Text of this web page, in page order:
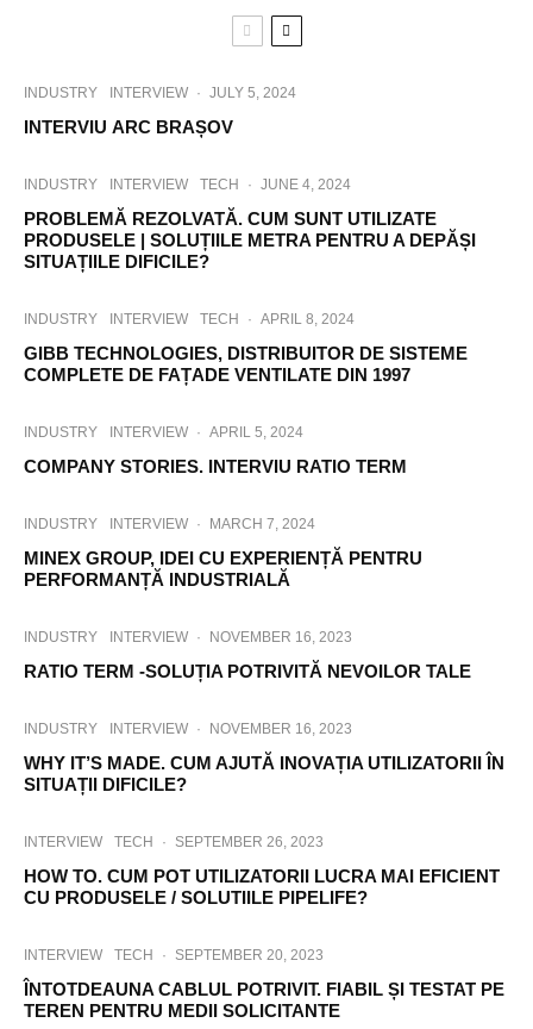
INDUSTRY INTERVIEW · JULY 5, 2024
INTERVIU ARC BRAȘOV
INDUSTRY INTERVIEW TECH · JUNE 4, 2024
PROBLEMĂ REZOLVATĂ. CUM SUNT UTILIZATE
PRODUSELE | SOLUȚIILE METRA PENTRU A DEPĂȘI
SITUAȚIILE DIFICILE?
INDUSTRY INTERVIEW TECH · APRIL 8, 2024
GIBB TECHNOLOGIES, DISTRIBUITOR DE SISTEME
COMPLETE DE FAȚADE VENTILATE DIN 1997
INDUSTRY INTERVIEW · APRIL 5, 2024
COMPANY STORIES. INTERVIU RATIO TERM
INDUSTRY INTERVIEW · MARCH 7, 2024
MINEX GROUP, IDEI CU EXPERIENȚĂ PENTRU
PERFORMANȚĂ INDUSTRIALĂ
INDUSTRY INTERVIEW · NOVEMBER 16, 2023
RATIO TERM -SOLUȚIA POTRIVITĂ NEVOILOR TALE
INDUSTRY INTERVIEW · NOVEMBER 16, 2023
WHY IT’S MADE. CUM AJUTĂ INOVAȚIA UTILIZATORII ÎN
SITUAȚII DIFICILE?
INTERVIEW TECH · SEPTEMBER 26, 2023
HOW TO. CUM POT UTILIZATORII LUCRA MAI EFICIENT
CU PRODUSELE / SOLUTIILE PIPELIFE?
INTERVIEW TECH · SEPTEMBER 20, 2023
ÎNTOTDEAUNA CABLUL POTRIVIT. FIABIL ȘI TESTAT PE
TEREN PENTRU MEDII SOLICITANTE